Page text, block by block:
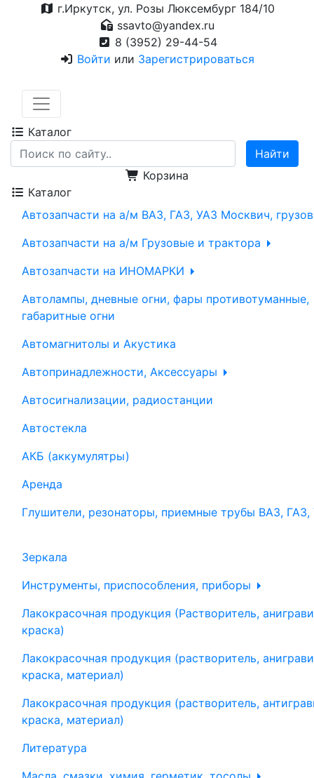
г.Иркутск, ул. Розы Люксембург 184/10
ssavto@yandex.ru
8 (3952) 29-44-54
Войти или Зарегистрироваться
Каталог
Корзина
Каталог
Автозапчасти на а/м ВАЗ, ГАЗ, УАЗ Москвич,
Автозапчасти на а/м Грузовые и трактора
Автозапчасти на ИНОМАРКИ
Автолампы, дневные огни, фары противотуманные,
габаритные огни
Автомагнитолы и Акустика
Автопринадлежности, Аксессуары
Автосигнализации, радиостанции
Автостекла
АКБ (аккумулятры)
Аренда
Глушители, резонаторы, приемные трубы ВАЗ, ГАЗ,
Зеркала
Инструменты, приспособления, приборы
Лакокрасочная продукция (Растворитель,
краска)
Лакокрасочная продукция (растворитель,
краска, материал)
Лакокрасочная продукция (растворитель,
краска, материал)
Литература